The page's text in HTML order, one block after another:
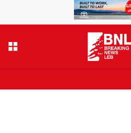
وتصعيد تدريجي!